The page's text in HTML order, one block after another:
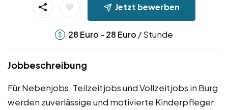
Jetzt bewerben
28 Euro - 28 Euro / Stunde
Jobbeschreibung
Für Nebenjobs, Teilzeitjobs und Vollzeitjobs in Burg
werden zuverlässige und motivierte Kinderpfleger